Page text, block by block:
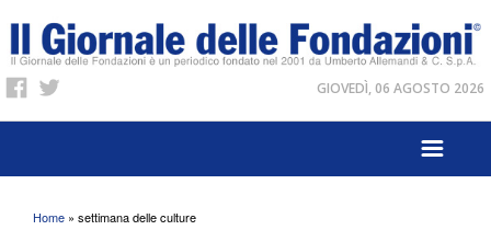
GIOVEDÌ, 06 AGOSTO 2026
Tu sei qui
Home » settimana delle culture